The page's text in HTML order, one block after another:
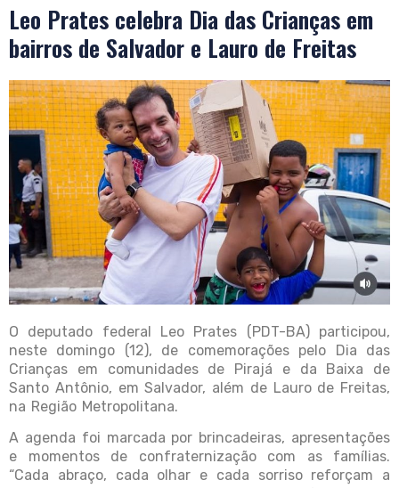
Leo Prates celebra Dia das Crianças em
bairros de Salvador e Lauro de Freitas
O deputado federal Leo Prates (PDT-BA) participou,
neste domingo (12), de comemorações pelo Dia das
Crianças em comunidades de Pirajá e da Baixa de
Santo Antônio, em Salvador, além de Lauro de Freitas,
na Região Metropolitana.
A agenda foi marcada por brincadeiras, apresentações
e momentos de confraternização com as famílias.
“Cada abraço, cada olhar e cada sorriso reforçam a